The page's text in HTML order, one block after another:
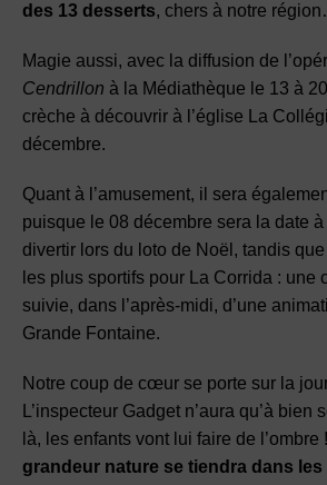
des 13 desserts, chers à notre
Magie aussi, avec la diffusion de
Cendrillon à la Médiathèque le 13 à
crèche à découvrir à l’église La
décembre.
Quant à l’amusement, il sera
puisque le 08 décembre sera la date
divertir lors du loto de Noël, tandis
les plus sportifs pour La Corrida : une
suivie, dans l’après-midi, d’une
Grande Fontaine.
Notre coup de cœur se porte sur la
L’inspecteur Gadget n’aura qu’à bien
là, les enfants vont lui faire de l’ombre !
grandeur nature se tiendra dans